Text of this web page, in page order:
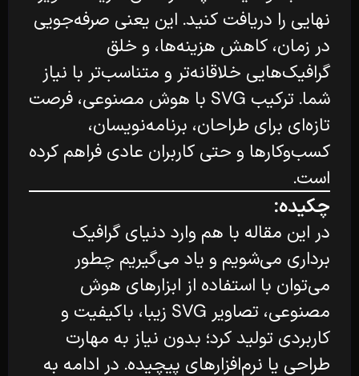
نهایی را دریافت کنید. این یعنی صرفه‌جویی
در زمان، کاهش هزینه‌ها، و خلق
گرافیک‌هایی خلاقانه‌تر و متناسب‌تر با نیاز
شما. ترکیب SVG با هوش مصنوعی، فرصت
تازه‌ای برای طراحان، برنامه‌نویسان،
کسب‌وکارها و حتی کاربران عادی فراهم کرده
است.
چکیده:
در این مقاله با هم وارد دنیای گرافیک
برداری می‌شویم و یاد می‌گیریم چطور
می‌توان با استفاده از ابزارهای هوش
مصنوعی، تصاویر SVG زیبا، باکیفیت و
کاربردی تولید کرد؛ بدون نیاز به مهارت
طراحی یا نرم‌افزارهای پیچیده. در ادامه به